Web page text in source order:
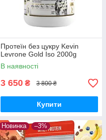
Протеїн без цукру Kevin
Levrone Gold Iso 2000g
В наявності
3 650 ₴ 3 800 ₴
Купити
Новинка –3%